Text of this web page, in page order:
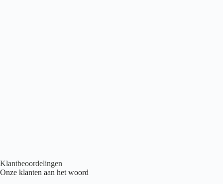
Klantbeoordelingen
Onze klanten aan het woord